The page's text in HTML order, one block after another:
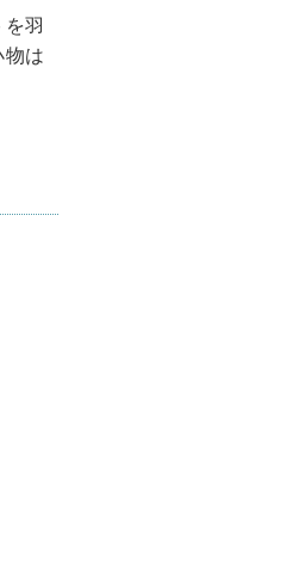
羽
は